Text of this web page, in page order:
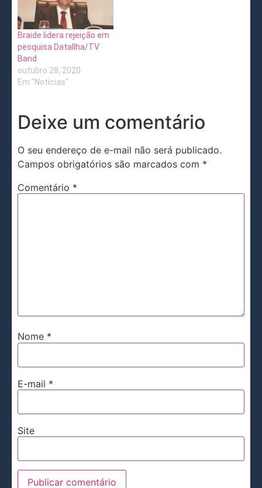
Braide lidera rejeição em
pesquisa DataIlha/TV
Band
outubro 28, 2020
Em "Notícias"
Deixe um comentário
O seu endereço de e-mail não será publicado.
Campos obrigatórios são marcados com *
Comentário *
Nome *
E-mail *
Site